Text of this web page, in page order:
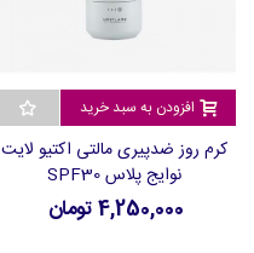
افزودن به سبد خرید
کرم روز ضدپیری مالتی اکتیو لایت
نوایج پلاس SPF30
4,250,000 تومان